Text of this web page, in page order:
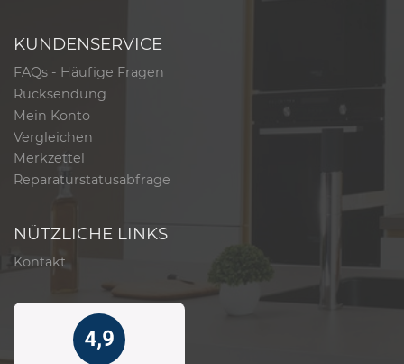
KUNDENSERVICE
FAQs - Häufige Fragen
Rücksendung
Mein Konto
Vergleichen
Merkzettel
Reparaturstatusabfrage
NÜTZLICHE LINKS
Kontakt